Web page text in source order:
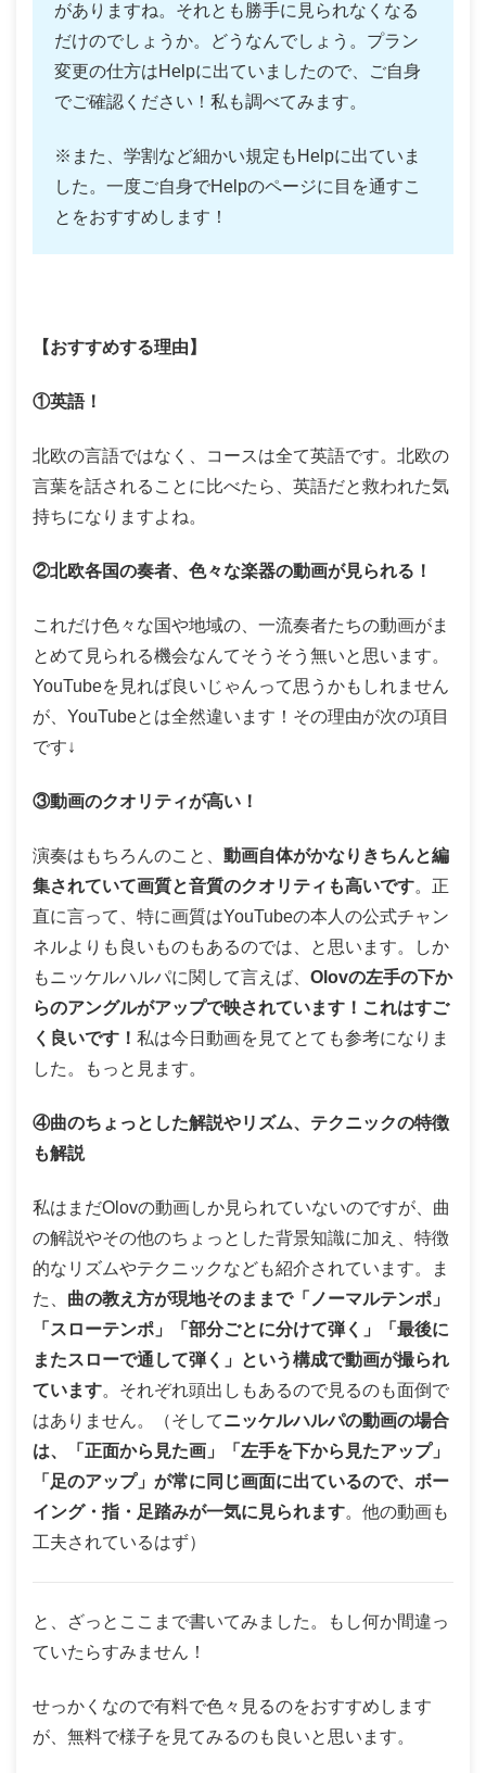
がありますね。それとも勝手に見られなくなる
だけのでしょうか。どうなんでしょう。プラン
変更の仕方はHelpに出ていましたので、ご自身
でご確認ください！私も調べてみます。
※また、学割など細かい規定もHelpに出ていま
した。一度ご自身でHelpのページに目を通すこ
とをおすすめします！
【おすすめする理由】
①英語！
北欧の言語ではなく、コースは全て英語です。北欧の
言葉を話されることに比べたら、英語だと救われた気
持ちになりますよね。
②北欧各国の奏者、色々な楽器の動画が見られる！
これだけ色々な国や地域の、一流奏者たちの動画がま
とめて見られる機会なんてそうそう無いと思います。
YouTubeを見れば良いじゃんって思うかもしれません
が、YouTubeとは全然違います！その理由が次の項目
です↓
③動画のクオリティが高い！
演奏はもちろんのこと、 動画自体がかなりきちんと編
集されていて画質と音質のクオリティも高いです。正
直に言って、特に画質はYouTubeの本人の公式チャン
ネルよりも良いものもあるのでは、と思います。しか
もニッケルハルパに関して言えば、 Olovの左手の下か
らのアングルがアップで映されています！これはすご
く良いです！ 私は今日動画を見てとても参考になりま
した。もっと見ます。
④曲のちょっとした解説やリズム、テクニックの特徴
も解説
私はまだOlovの動画しか見られていないのですが、曲
の解説やその他のちょっとした背景知識に加え、特徴
的なリズムやテクニックなども紹介されています。ま
た、 曲の教え方が現地そのままで「ノーマルテンポ」
「スローテンポ」「部分ごとに分けて弾く」「最後に
またスローで通して弾く」という構成で動画が撮られ
ています。それぞれ頭出しもあるので見るのも面倒で
はありません。（そしてニッケルハルパの動画の場合
は、「正面から見た画」「左手を下から見たアップ」
「足のアップ」が常に同じ画面に出ているので、ボー
イング・指・足踏みが一気に見られます。他の動画も
工夫されているはず）
と、ざっとここまで書いてみました。もし何か間違っ
ていたらすみません！
せっかくなので有料で色々見るのをおすすめします
が、無料で様子を見てみるのも良いと思います。